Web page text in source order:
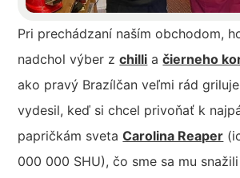
Pri prechádzaní naším obchodom,
nadchol výber zchilli ačierneho
ako pravý Brazílčan veľmi rád
vydesil, keď si chcel privoňať k
papričkám svetaCarolina Reaper
000 000 SHU), čo sme sa mu